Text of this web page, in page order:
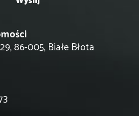
86-005, Białe Błota